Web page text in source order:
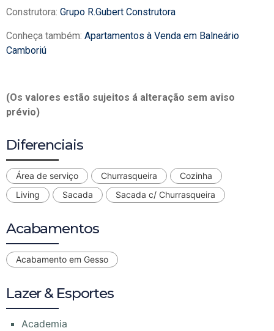
Construtora: Grupo R.Gubert Construtora
Conheça também: Apartamentos à Venda em Balneário
Camboriú
(Os valores estão sujeitos á alteração sem aviso
prévio)
Diferenciais
Área de serviço Churrasqueira
Cozinha
Living
Sacada Sacada c/ Churrasqueira
Acabamentos
Acabamento em Gesso
Lazer & Esportes
Academia